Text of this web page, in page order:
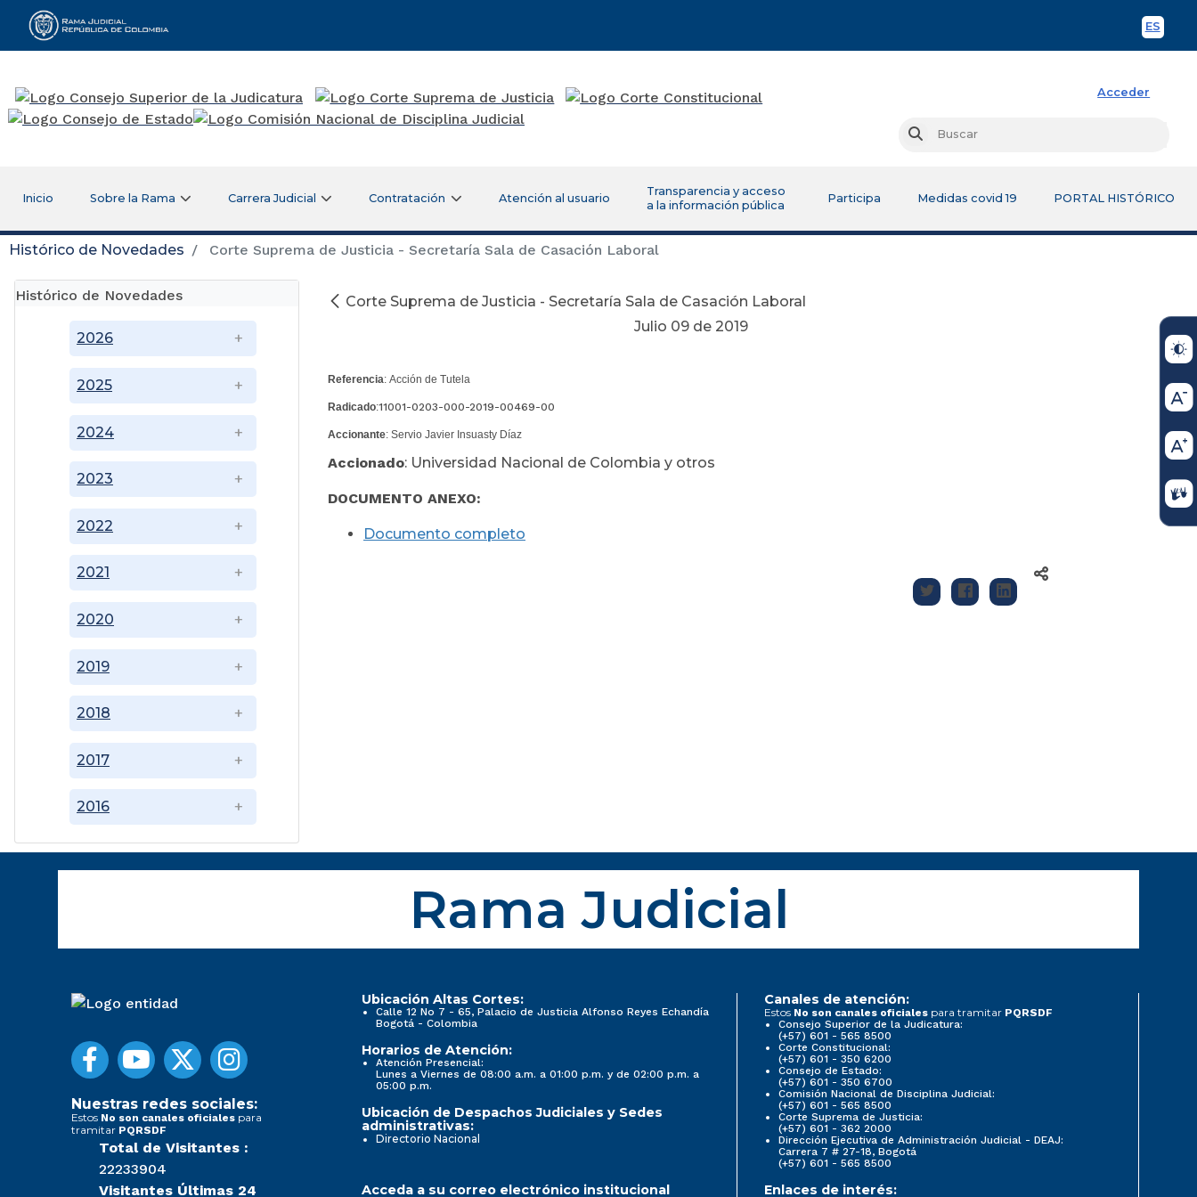
ES
Rama Judicial
Acceder
Buscar
Inicio Sobre la Rama Carrera Judicial Contratación Atención al usuario
Transparencia y acceso
a la información pública
Participa Medidas covid 19 PORTAL HISTÓRICO
Histórico de Novedades Corte Suprema de Justicia - Secretaría Sala de Casación Laboral
Histórico de Novedades
2016
2017
2018
2019
2020
2021
2022
2023
2024
2025
2026
Corte Suprema de Justicia - Secretaría Sala de Casación Laboral
Julio 09 de 2019
Referencia: Acción de Tutela
Radicado:11001-0203-000-2019-00469-00
Accionante: Servio Javier Insuasty Díaz
Accionado: Universidad Nacional de Colombia y otros
DOCUMENTO ANEXO:
Documento completo
Rama Judicial
Nuestras redes sociales:
Estos No son canales oficiales para
tramitar PQRSDF
Total de Visitantes :
22233904
Visitantes Últimas 24
Ubicación Altas Cortes:
Calle 12 No 7 - 65, Palacio de Justicia Alfonso Reyes Echandía
Bogotá - Colombia
Horarios de Atención:
Atención Presencial:
Lunes a Viernes de 08:00 a.m. a 01:00 p.m. y de 02:00 p.m. a
05:00 p.m.
Ubicación de Despachos Judiciales y Sedes
administrativas:
Directorio Nacional
Canales de atención:
Estos No son canales oficiales para tramitar PQRSDF
Consejo Superior de la Judicatura:
(+57) 601 - 565 8500
Corte Constitucional:
(+57) 601 - 350 6200
Consejo de Estado:
(+57) 601 - 350 6700
Comisión Nacional de Disciplina Judicial:
(+57) 601 - 565 8500
Corte Suprema de Justicia:
(+57) 601 - 362 2000
Dirección Ejecutiva de Administración Judicial - DEAJ:
Carrera 7 # 27-18, Bogotá
(+57) 601 - 565 8500
Acceda a su correo electrónico institucional Enlaces de interés: